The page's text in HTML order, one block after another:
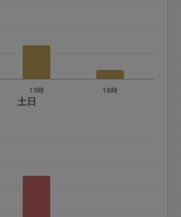
こちら
金の設定について：
されています。
13時 18時
土日